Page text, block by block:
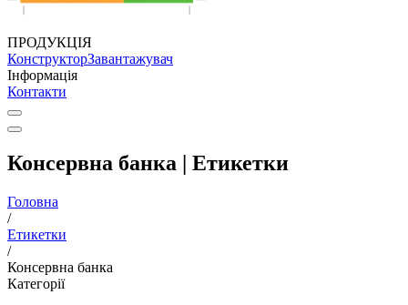
ПРОДУКЦІЯ
КонструкторЗавантажувач
Інформація
Контакти
Консервна банка | Етикетки
Головна
/
Етикетки
/
Консервна банка
Категорії